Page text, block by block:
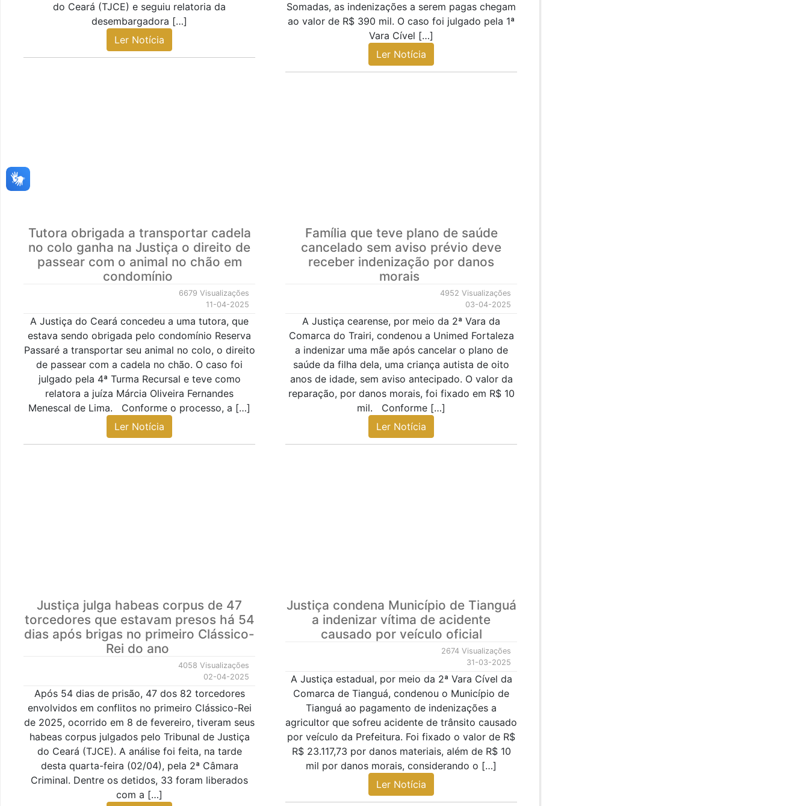
do Ceará (TJCE) e seguiu relatoria da
desembargadora […]
Ler Notícia
Somadas, as indenizações a serem pagas chegam
ao valor de R$ 390 mil. O caso foi julgado pela 1ª
Vara Cível […]
Ler Notícia
Tutora obrigada a transportar cadela
no colo ganha na Justiça o direito de
passear com o animal no chão em
condomínio
6679 Visualizações
11-04-2025
A Justiça do Ceará concedeu a uma tutora, que
estava sendo obrigada pelo condomínio Reserva
Passaré a transportar seu animal no colo, o direito
de passear com a cadela no chão. O caso foi
julgado pela 4ª Turma Recursal e teve como
relatora a juíza Márcia Oliveira Fernandes
Menescal de Lima. Conforme o processo, a […]
Ler Notícia
Família que teve plano de saúde
cancelado sem aviso prévio deve
receber indenização por danos
morais
4952 Visualizações
03-04-2025
A Justiça cearense, por meio da 2ª Vara da
Comarca do Trairi, condenou a Unimed Fortaleza
a indenizar uma mãe após cancelar o plano de
saúde da filha dela, uma criança autista de oito
anos de idade, sem aviso antecipado. O valor da
reparação, por danos morais, foi fixado em R$ 10
mil. Conforme […]
Ler Notícia
Justiça julga habeas corpus de 47
torcedores que estavam presos há 54
dias após brigas no primeiro Clássico-
Rei do ano
4058 Visualizações
02-04-2025
Após 54 dias de prisão, 47 dos 82 torcedores
envolvidos em conflitos no primeiro Clássico-Rei
de 2025, ocorrido em 8 de fevereiro, tiveram seus
habeas corpus julgados pelo Tribunal de Justiça
do Ceará (TJCE). A análise foi feita, na tarde
desta quarta-feira (02/04), pela 2ª Câmara
Criminal. Dentre os detidos, 33 foram liberados
com a […]
Justiça condena Município de Tianguá
a indenizar vítima de acidente
causado por veículo oficial
2674 Visualizações
31-03-2025
A Justiça estadual, por meio da 2ª Vara Cível da
Comarca de Tianguá, condenou o Município de
Tianguá ao pagamento de indenizações a
agricultor que sofreu acidente de trânsito causado
por veículo da Prefeitura. Foi fixado o valor de R$
R$ 23.117,73 por danos materiais, além de R$ 10
mil por danos morais, considerando o […]
Ler Notícia